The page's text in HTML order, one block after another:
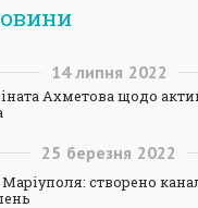
14 липня 2022
Ахметова щодо
25 березня 2022
створено